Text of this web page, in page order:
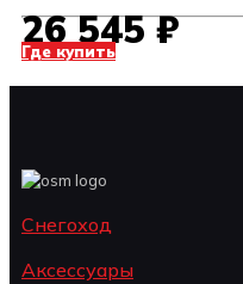
26 545₽
Где купить
Снегоход
Аксессуары